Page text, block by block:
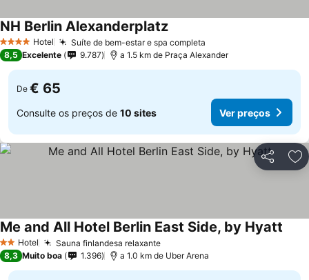
4 EstrelasHotel Suíte de bem-estar e spa completa
NH Berlin AlexanderplatzVer preços
8,5 Excelente 9.787 a 1.5 km de Praça Alexander
De € 65
Consulte os preços de 10 sites Ver preços
Partilhar
2 Estrelas
Hotel Sauna finlandesa relaxanteVer preços
Me and All Hotel Berlin East Side, by Hyatt
8,3 Muito boa 1.396 a 1.0 km de Uber Arena